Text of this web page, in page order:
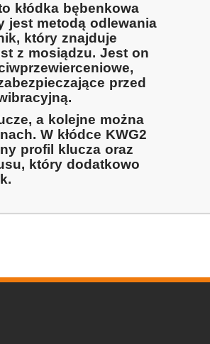
kłódka bębenkowa
jest metodą odlewania
który znajduje
z mosiądzu. Jest on
przed
a kolejne można
W kłódce KWG2
profil klucza oraz
który dodatkowo